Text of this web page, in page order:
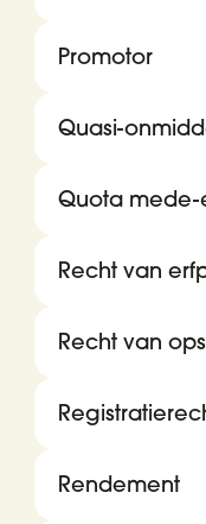
Promotor
Quasi-
Quota
Recht van
Recht van
Rendement